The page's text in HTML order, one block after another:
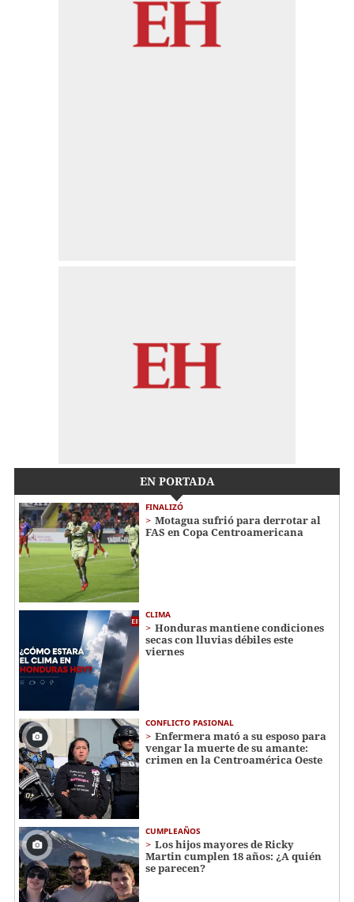
EN PORTADA
FINALIZÓ
Motagua sufrió para derrotar al
FAS en Copa Centroamericana
CLIMA
Honduras mantiene condiciones
secas con lluvias débiles este
viernes
CONFLICTO PASIONAL
Enfermera mató a su esposo para
vengar la muerte de su amante:
crimen en la Centroamérica Oeste
CUMPLEAÑOS
Los hijos mayores de Ricky
Martin cumplen 18 años: ¿A quién
se parecen?